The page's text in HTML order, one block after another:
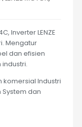
Inverter LENZE
Mengatur
dan efisien
Industri
dan